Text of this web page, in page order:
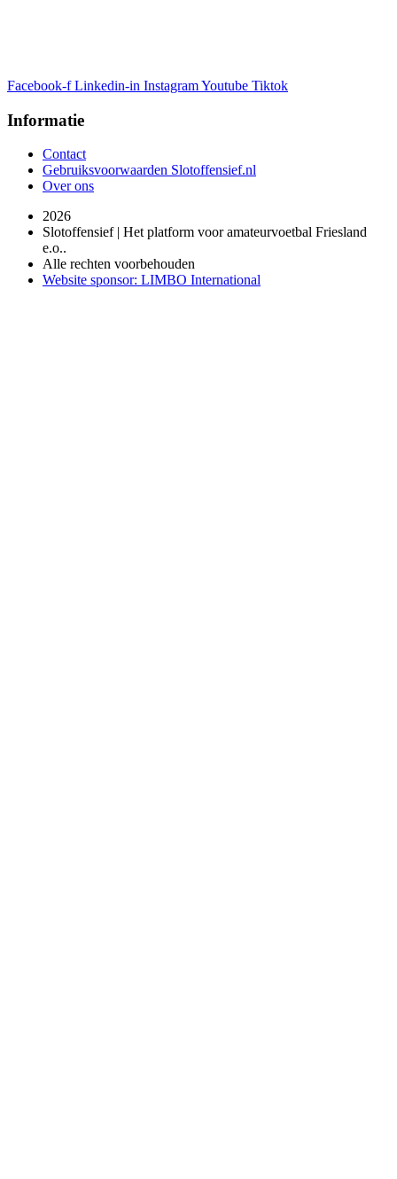
Facebook-f Linkedin-in InstagramYoutube Tiktok
Informatie
Contact
Gebruiksvoorwaarden Slotoffensief.nl
Over ons
2026
Slotoffensief | Het platform voor amateurvoetbal Friesland
e.o..
Alle rechten voorbehouden
Website sponsor: LIMBO International